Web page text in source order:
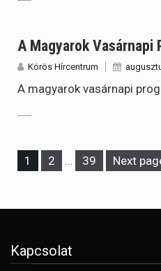
A Magyarok Vasárnapi
Körös Hírcentrum
A magyarok vasárnapi
Page
1 Page
2 … Page
39 Next
Kapcsolat